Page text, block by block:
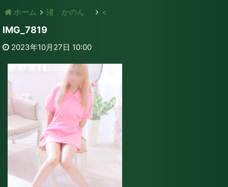
ホーム
渚 かのん <
IMG_7819
2023年10月27日 10:00